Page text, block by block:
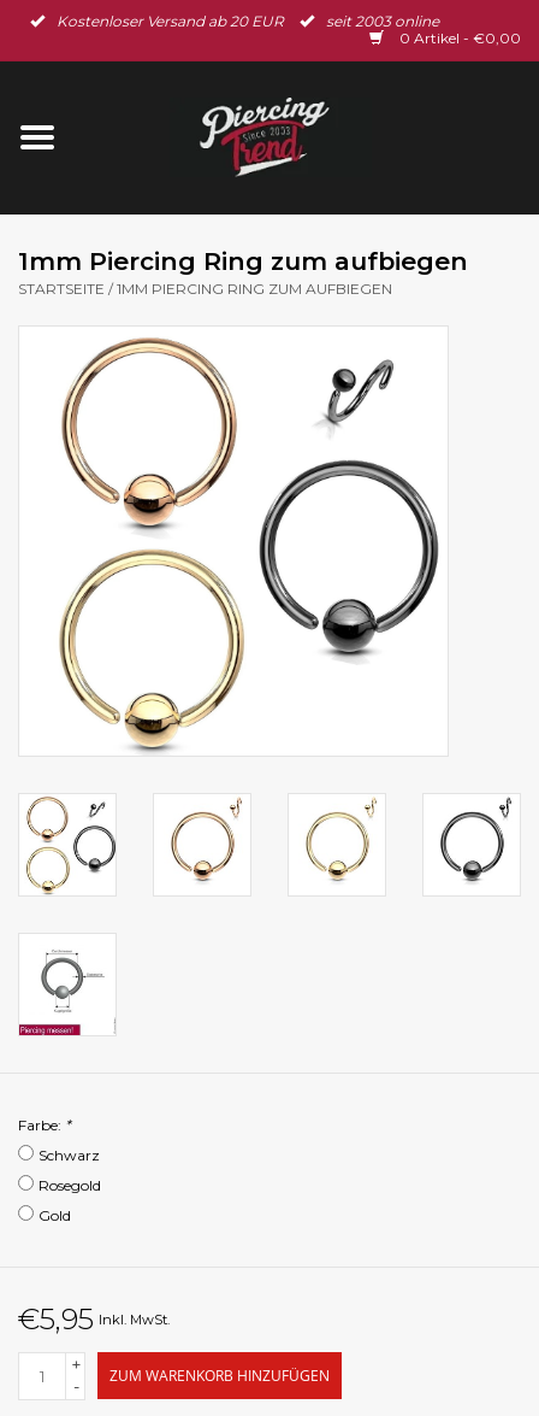
Kostenloser Versand ab 20 EUR
seit 2003 online
0 Artikel - €0,00
Startseite
Ohrschmuck
Gutscheine
% Sale %
1mm Piercing Ring zum aufbiegen
STARTSEITE /1MM PIERCING RING ZUM AUFBIEGEN
Farbe: *
Schwarz
Rosegold
Gold
€5,95 Inkl. MwSt.
+
-
ZUM WARENKORB HINZUFÜGEN